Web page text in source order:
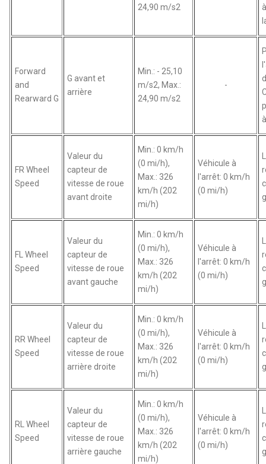
24,90 m/s2
Forward
and
Rearward G
G avant et
arrière
Min.: - 25,10
m/s2, Max.:
24,90 m/s2
-
FR Wheel
Speed
Valeur du
capteur de
vitesse de roue
avant droite
Min.: 0 km/h
(0 mi/h),
Max.: 326
km/h (202
mi/h)
Véhicule à
l'arrêt: 0 km/h
(0 mi/h)
FL Wheel
Speed
Valeur du
capteur de
vitesse de roue
avant gauche
Min.: 0 km/h
(0 mi/h),
Max.: 326
km/h (202
mi/h)
Véhicule à
l'arrêt: 0 km/h
(0 mi/h)
RR Wheel
Speed
Valeur du
capteur de
vitesse de roue
arrière droite
Min.: 0 km/h
(0 mi/h),
Max.: 326
km/h (202
mi/h)
Véhicule à
l'arrêt: 0 km/h
(0 mi/h)
RL Wheel
Speed
Valeur du
capteur de
vitesse de roue
arrière gauche
Min.: 0 km/h
(0 mi/h),
Max.: 326
km/h (202
mi/h)
Véhicule à
l'arrêt: 0 km/h
(0 mi/h)